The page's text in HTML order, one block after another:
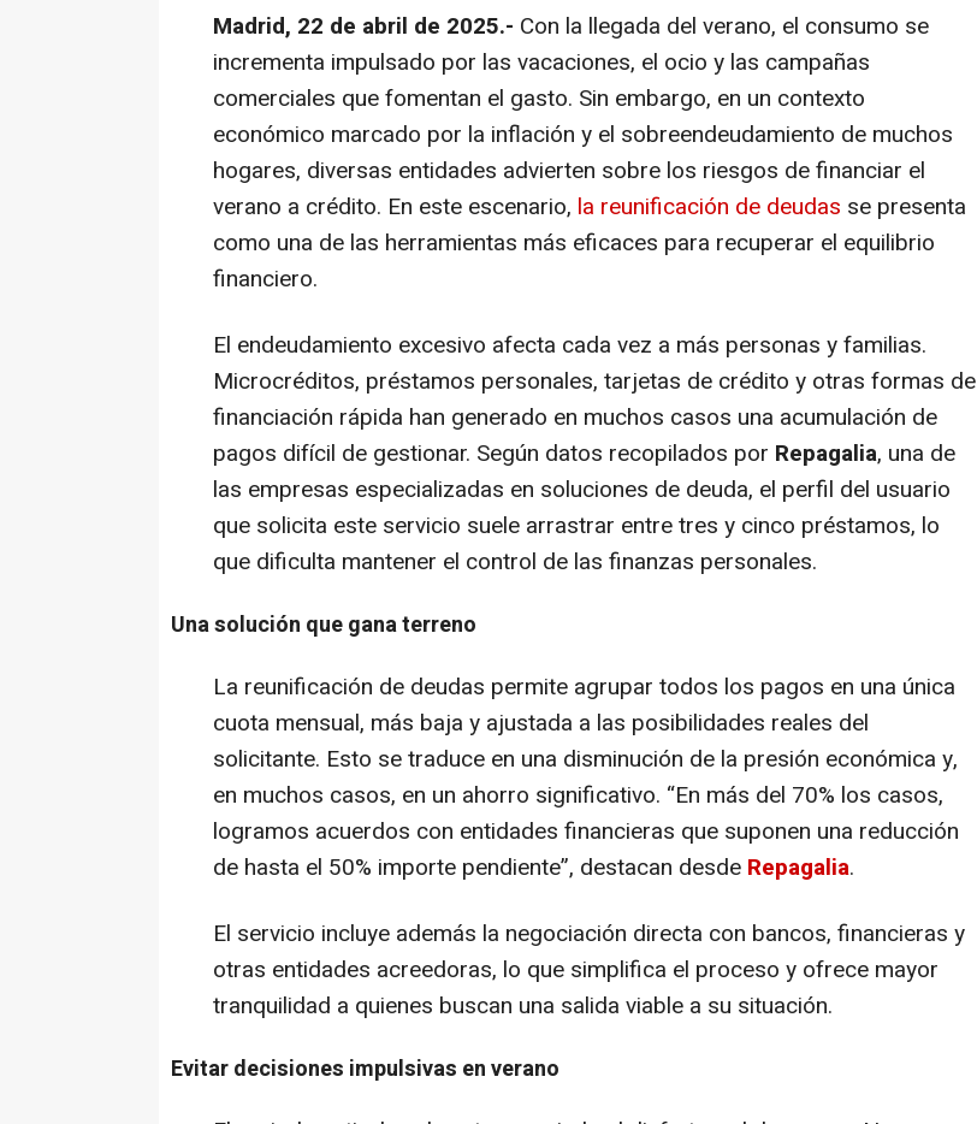
Madrid, 22 de abril de 2025.- Con la llegada del verano, el consumo se
incrementa impulsado por las vacaciones, el ocio y las campañas
comerciales que fomentan el gasto. Sin embargo, en un contexto
económico marcado por la inflación y el sobreendeudamiento de muchos
hogares, diversas entidades advierten sobre los riesgos de financiar el
verano a crédito. En este escenario, la reunificación de deudas se presenta
como una de las herramientas más eficaces para recuperar el equilibrio
financiero.
El endeudamiento excesivo afecta cada vez a más personas y familias.
Microcréditos, préstamos personales, tarjetas de crédito y otras formas de
financiación rápida han generado en muchos casos una acumulación de
pagos difícil de gestionar. Según datos recopilados por Repagalia, una de
las empresas especializadas en soluciones de deuda, el perfil del usuario
que solicita este servicio suele arrastrar entre tres y cinco préstamos, lo
que dificulta mantener el control de las finanzas personales.
Una solución que gana terreno
La reunificación de deudas permite agrupar todos los pagos en una única
cuota mensual, más baja y ajustada a las posibilidades reales del
solicitante. Esto se traduce en una disminución de la presión económica y,
en muchos casos, en un ahorro significativo. “En más del 70% los casos,
logramos acuerdos con entidades financieras que suponen una reducción
de hasta el 50% importe pendiente”, destacan desde Repagalia.
El servicio incluye además la negociación directa con bancos, financieras y
otras entidades acreedoras, lo que simplifica el proceso y ofrece mayor
tranquilidad a quienes buscan una salida viable a su situación.
Evitar decisiones impulsivas en verano